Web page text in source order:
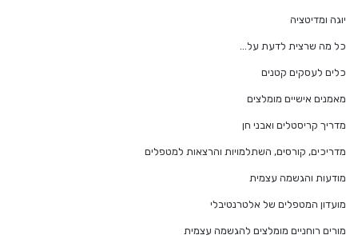
יוגה ומדיטציה
כל מה שרצית לדעת על…
כלים לעסקים קטנים
מאמנים אישיים מומלצים
מדריך קריסטלים ואבני חן
מדריכים, קורסים, השתלמויות והרצאות למטפלים
מודעות והגשמה עצמית
מועדון המטפלים של אלטרנטיבלי
מורים רוחניים מומלצים להגשמה עצמית